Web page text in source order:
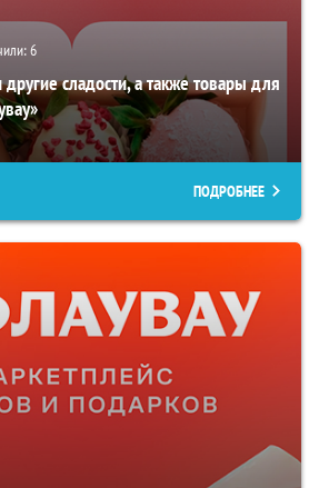
6
сладости, а также товары для
ПОДРОБНЕЕ